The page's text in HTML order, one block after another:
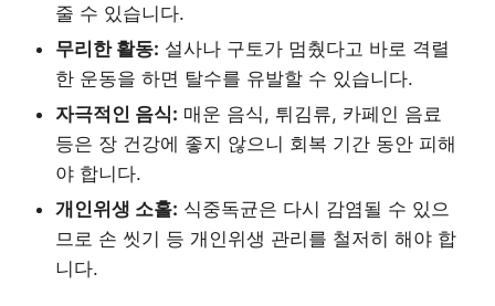
줄 수 있습니다.
무리한 활동: 설사나 구토가 멈췄다고 바로 격렬
한 운동을 하면 탈수를 유발할 수 있습니다.
자극적인 음식: 매운 음식, 튀김류, 카페인 음료
등은 장 건강에 좋지 않으니 회복 기간 동안 피해
야 합니다.
개인위생 소홀: 식중독균은 다시 감염될 수 있으
므로 손 씻기 등 개인위생 관리를 철저히 해야 합
니다.